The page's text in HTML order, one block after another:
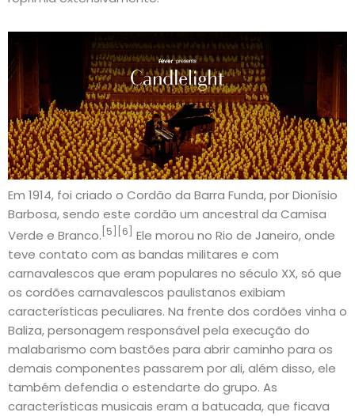
Em 1914, foi criado o Cordão da Barra Funda, por Dionísio
Barbosa, sendo este cordão um ancestral da Camisa
Verde e Branco. [5] [6]
Ele morou no Rio de Janeiro, onde
teve contato com as bandas militares e com
carnavalescos que eram populares no século XX, só que
os cordões carnavalescos paulistanos exibiam
características peculiares. Na frente dos cordões vinha o
Baliza, personagem responsável pela execução do
malabarismo com bastões para abrir caminho para os
demais componentes passarem por ali, além disso, ele
também defendia o estendarte do grupo. As
características musicais eram a batucada, que ficava